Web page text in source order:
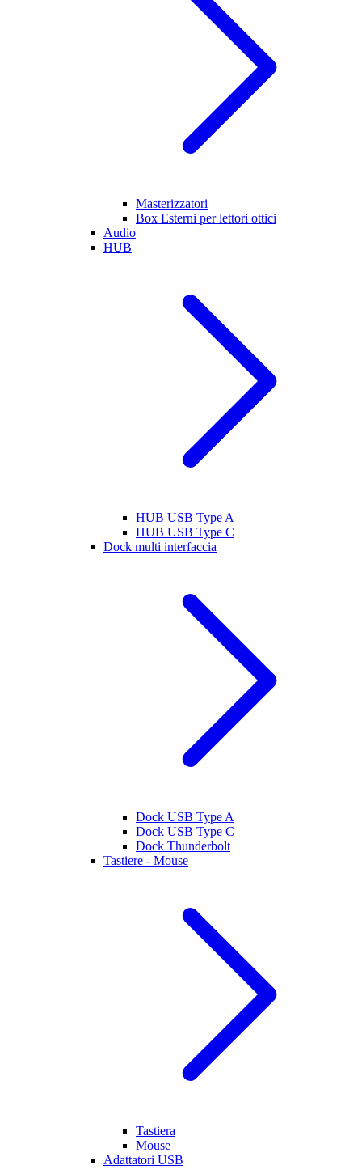
Masterizzatori
Box Esterni per lettori ottici
Audio
HUB
HUB USB Type A
HUB USB Type C
Dock multi interfaccia
Dock USB Type A
Dock USB Type C
Dock Thunderbolt
Tastiere - Mouse
Tastiera
Mouse
Adattatori USB